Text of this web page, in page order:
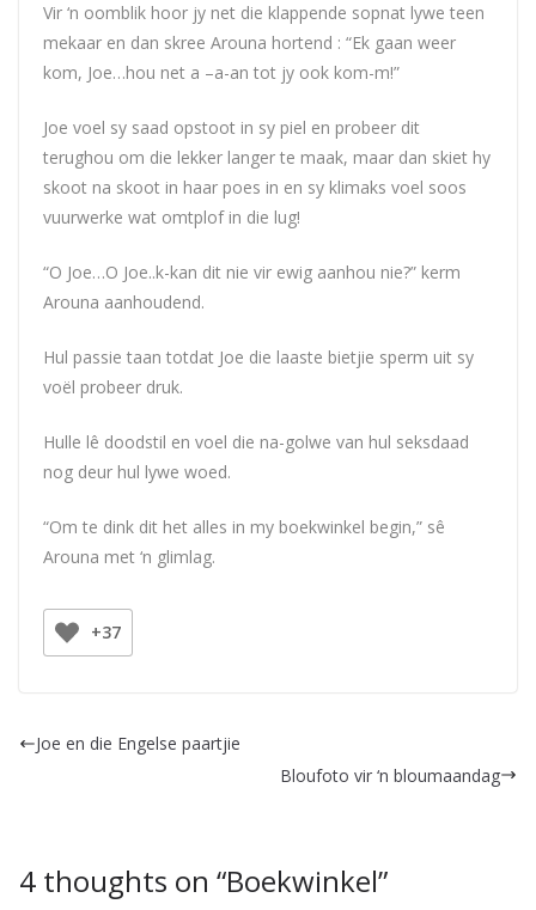
Vir ‘n oomblik hoor jy net die klappende sopnat lywe teen
mekaar en dan skree Arouna hortend : “Ek gaan weer
kom, Joe…hou net a –a-an tot jy ook kom-m!”
Joe voel sy saad opstoot in sy piel en probeer dit
terughou om die lekker langer te maak, maar dan skiet hy
skoot na skoot in haar poes in en sy klimaks voel soos
vuurwerke wat omtplof in die lug!
“O Joe…O Joe..k-kan dit nie vir ewig aanhou nie?” kerm
Arouna aanhoudend.
Hul passie taan totdat Joe die laaste bietjie sperm uit sy
voël probeer druk.
Hulle lê doodstil en voel die na-golwe van hul seksdaad
nog deur hul lywe woed.
“Om te dink dit het alles in my boekwinkel begin,” sê
Arouna met ‘n glimlag.
+37
Joe en die Engelse paartjie
Bloufoto vir ‘n bloumaandag
4 thoughts on “Boekwinkel”